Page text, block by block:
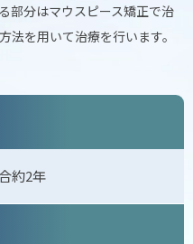
部分はマウスピース矯正で治
を用いて治療を行います。
約2年